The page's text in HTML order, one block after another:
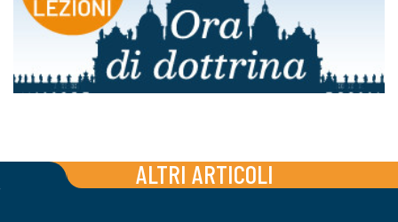
ALTRI ARTICOLI